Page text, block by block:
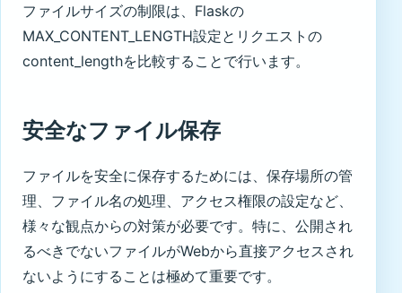
ファイルサイズの制限は、Flaskの
MAX_CONTENT_LENGTH設定とリクエストの
content_lengthを比較することで行います。
安全なファイル保存
ファイルを安全に保存するためには、保存場所の管
理、ファイル名の処理、アクセス権限の設定など、
様々な観点からの対策が必要です。特に、公開され
るべきでないファイルがWebから直接アクセスされ
ないようにすることは極めて重要です。